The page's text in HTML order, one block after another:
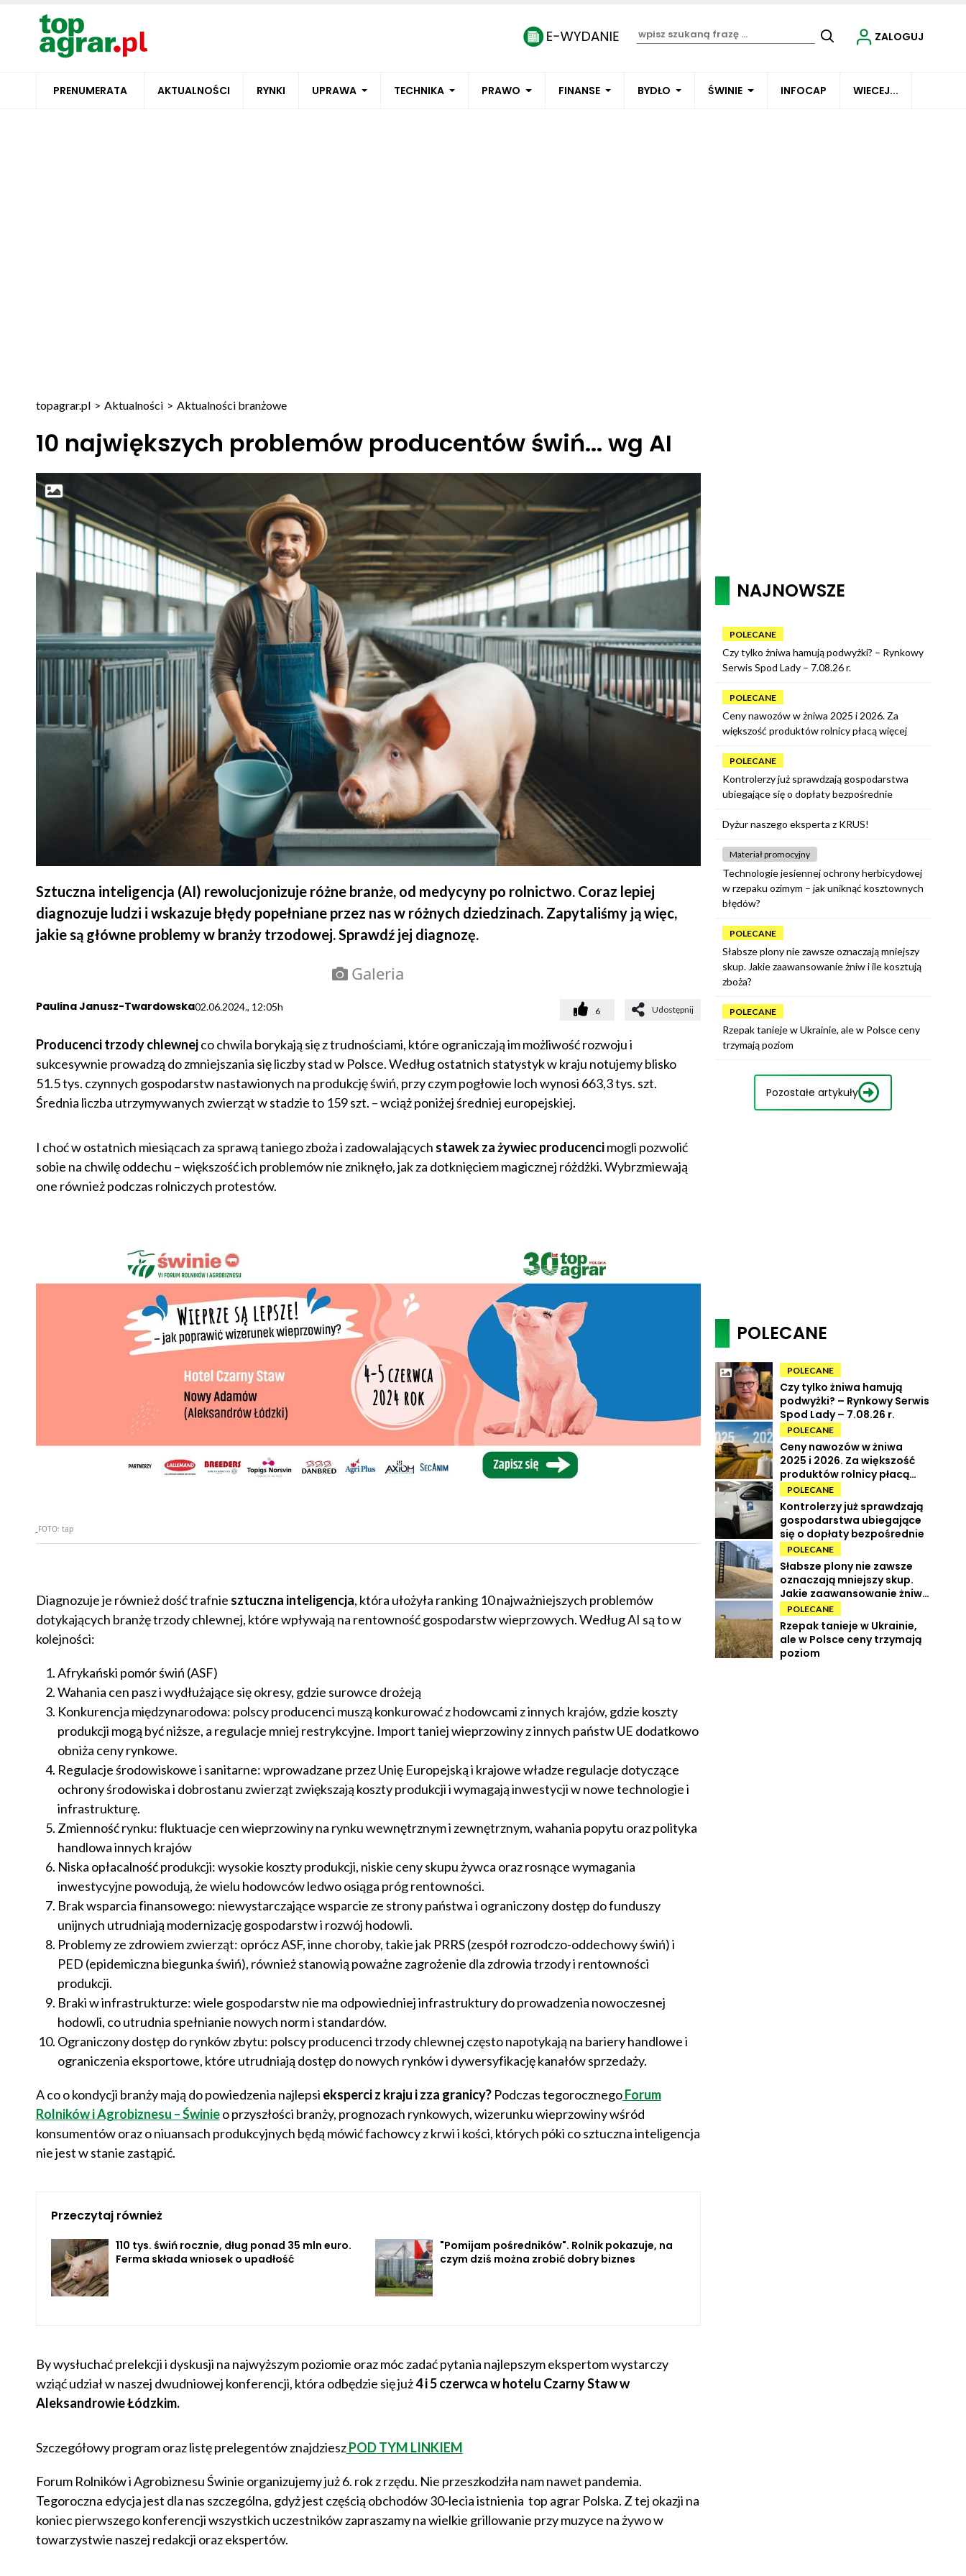
PRENUMERATA AKTUALNOŚCI RYNKI UPRAWA TECHNIKA PRAWO FINANSE BYDŁO ŚWINIE INFOCAP WIECEJ...
ZALOGUJ
topagrar.pl > Aktualności > Aktualności branżowe
10 największych problemów producentów świń... wg AI
Sztuczna inteligencja (AI) rewolucjonizuje różne branże, od medycyny po rolnictwo. Coraz lepiej
diagnozuje ludzi i wskazuje błędy popełniane przez nas w różnych dziedzinach. Zapytaliśmy ją więc,
jakie są główne problemy w branży trzodowej. Sprawdź jej diagnozę.
Galeria
Paulina Janusz-Twardowska02.06.2024., 12:05h 6 Udostępnij
Producenci trzody chlewnejco chwila borykają się z trudnościami, które ograniczają im możliwość rozwoju i
sukcesywnie prowadzą do zmniejszania się liczby stad w Polsce. Według ostatnich statystyk w kraju notujemy blisko
51.5 tys. czynnych gospodarstw nastawionych na produkcję świń, przy czym pogłowie loch wynosi 663,3 tys. szt.
Średnia liczba utrzymywanych zwierząt w stadzie to 159 szt. – wciąż poniżej średniej europejskiej.
I choć w ostatnich miesiącach za sprawą taniego zboża i zadowalających stawek za żywiec producencimogli pozwolić
sobie na chwilę oddechu – większość ich problemów nie zniknęło, jak za dotknięciem magicznej różdżki. Wybrzmiewają
one również podczas rolniczych protestów.
FOTO: tap
Diagnozuje je również dość trafnie sztuczna inteligencja, która ułożyła ranking 10 najważniejszych problemów
dotykających branżę trzody chlewnej, które wpływają na rentowność gospodarstw wieprzowych. Według AI są to w
kolejności:
Afrykański pomór świń (ASF)
Wahania cen pasz i wydłużające się okresy, gdzie surowce drożeją
Konkurencja międzynarodowa: polscy producenci muszą konkurować z hodowcami z innych krajów, gdzie koszty
produkcji mogą być niższe, a regulacje mniej restrykcyjne. Import taniej wieprzowiny z innych państw UE dodatkowo
obniża ceny rynkowe.
Regulacje środowiskowe i sanitarne: wprowadzane przez Unię Europejską i krajowe władze regulacje dotyczące
ochrony środowiska i dobrostanu zwierząt zwiększają koszty produkcji i wymagają inwestycji w nowe technologie i
infrastrukturę.
Zmienność rynku: fluktuacje cen wieprzowiny na rynku wewnętrznym i zewnętrznym, wahania popytu oraz polityka
handlowa innych krajów
Niska opłacalność produkcji: wysokie koszty produkcji, niskie ceny skupu żywca oraz rosnące wymagania
inwestycyjne powodują, że wielu hodowców ledwo osiąga próg rentowności.
Brak wsparcia finansowego: niewystarczające wsparcie ze strony państwa i ograniczony dostęp do funduszy
unijnych utrudniają modernizację gospodarstw i rozwój hodowli.
Problemy ze zdrowiem zwierząt: oprócz ASF, inne choroby, takie jak PRRS (zespół rozrodczo-oddechowy świń) i
PED (epidemiczna biegunka świń), również stanowią poważne zagrożenie dla zdrowia trzody i rentowności
produkcji.
Braki w infrastrukturze: wiele gospodarstw nie ma odpowiedniej infrastruktury do prowadzenia nowoczesnej
hodowli, co utrudnia spełnianie nowych norm i standardów.
Ograniczony dostęp do rynków zbytu: polscy producenci trzody chlewnej często napotykają na bariery handlowe i
ograniczenia eksportowe, które utrudniają dostęp do nowych rynków i dywersyfikację kanałów sprzedaży.
A co o kondycji branży mają do powiedzenia najlepsi eksperci z kraju i zza granicy?Podczas tegorocznego Forum
Rolników i Agrobiznesu – Świnieo przyszłości branży, prognozach rynkowych, wizerunku wieprzowiny wśród
konsumentów oraz o niuansach produkcyjnych będą mówić fachowcy z krwi i kości, których póki co sztuczna inteligencja
nie jest w stanie zastąpić.
Przeczytaj również
110 tys. świń rocznie, dług ponad 35 mln euro.
Ferma składa wniosek o upadłość
"Pomijam pośredników". Rolnik pokazuje, na
czym dziś można zrobić dobry biznes
By wysłuchać prelekcji i dyskusji na najwyższym poziomie oraz móc zadać pytania najlepszym ekspertom wystarczy
wziąć udział w naszej dwudniowej konferencji, która odbędzie się już4 i 5 czerwca w hotelu Czarny Staw w
Aleksandrowie Łódzkim.
Szczegółowy program oraz listę prelegentów znajdzieszPOD TYM LINKIEM
Forum Rolników i Agrobiznesu Świnie organizujemy już 6. rok z rzędu. Nie przeszkodziła nam nawet pandemia.
Tegoroczna edycja jest dla nas szczególna, gdyż jest częścią obchodów 30-lecia istnienia top agrar Polska. Z tej okazji na
koniec pierwszego konferencji wszystkich uczestników zapraszamy na wielkie grillowanie przy muzyce na żywo w
towarzystwie naszej redakcji oraz ekspertów.
NAJNOWSZE
POLECANE
Czy tylko żniwa hamują podwyżki? – Rynkowy
Serwis Spod Lady – 7.08.26 r.
POLECANE
Ceny nawozów w żniwa 2025 i 2026. Za
większość produktów rolnicy płacą więcej
POLECANE
Kontrolerzy już sprawdzają gospodarstwa
ubiegające się o dopłaty bezpośrednie
Dyżur naszego eksperta z KRUS!
Materiał promocyjny
Technologie jesiennej ochrony herbicydowej
w rzepaku ozimym – jak uniknąć kosztownych
błędów?
POLECANE
Słabsze plony nie zawsze oznaczają mniejszy
skup. Jakie zaawansowanie żniw i ile kosztują
zboża?
POLECANE
Rzepak tanieje w Ukrainie, ale w Polsce ceny
trzymają poziom
Pozostałe artykuły
POLECANE
POLECANE
Czy tylko żniwa hamują
podwyżki? – Rynkowy Serwis
Spod Lady – 7.08.26 r.
POLECANE
Ceny nawozów w żniwa
2025 i 2026. Za większość
produktów rolnicy płacą
więcej
POLECANE
Kontrolerzy już sprawdzają
gospodarstwa ubiegające
się o dopłaty bezpośrednie
POLECANE
Słabsze plony nie zawsze
oznaczają mniejszy skup.
Jakie zaawansowanie żniw i
ile kosztują zboża?
POLECANE
Rzepak tanieje w Ukrainie,
ale w Polsce ceny trzymają
poziom